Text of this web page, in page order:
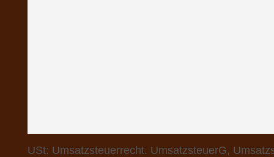
USt: Umsatzsteuerrecht. UmsatzsteuerG,